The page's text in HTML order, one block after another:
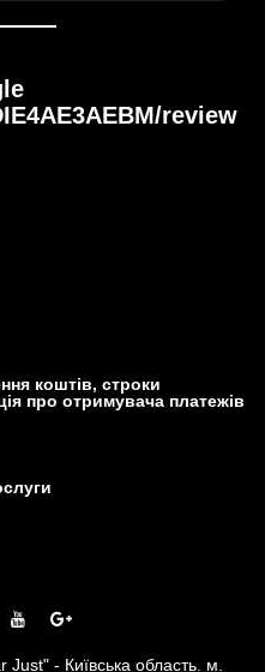
review
коштів, строки
про отримувача платежів
- Київська область. м.